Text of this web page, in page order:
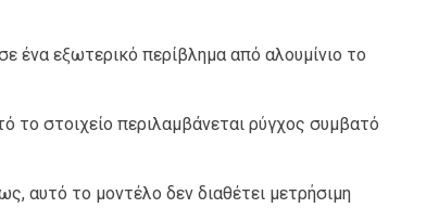
ένα εξωτερικό περίβλημα από αλουμίνιο το
το στοιχείο περιλαμβάνεται ρύγχος συμβατό
αυτό το μοντέλο δεν διαθέτει μετρήσιμη